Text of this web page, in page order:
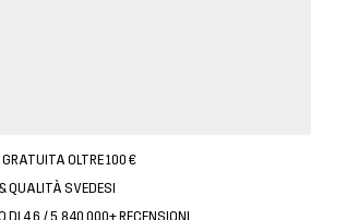
GRATUITA OLTRE 100 €
QUALITÀ SVEDESI